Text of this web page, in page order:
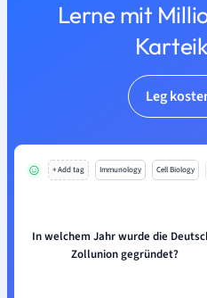
Lerne mit
Leg
+ Add tag Immunology Cell Biology
In welchem Jahr wurde die
Zollunion gegründet?